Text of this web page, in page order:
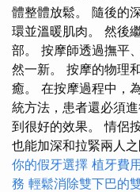
體整體放鬆。 隨後的
環並溫暖肌肉。 然後
部。 按摩師透過撫平
然一新。 按摩的物理
癒。 在按摩過程中，
統方法，患者還必須
到很好的效果。 情侶
也能加深和拉緊兩人
你的假牙選擇 植牙費
務 輕鬆消除雙下巴的